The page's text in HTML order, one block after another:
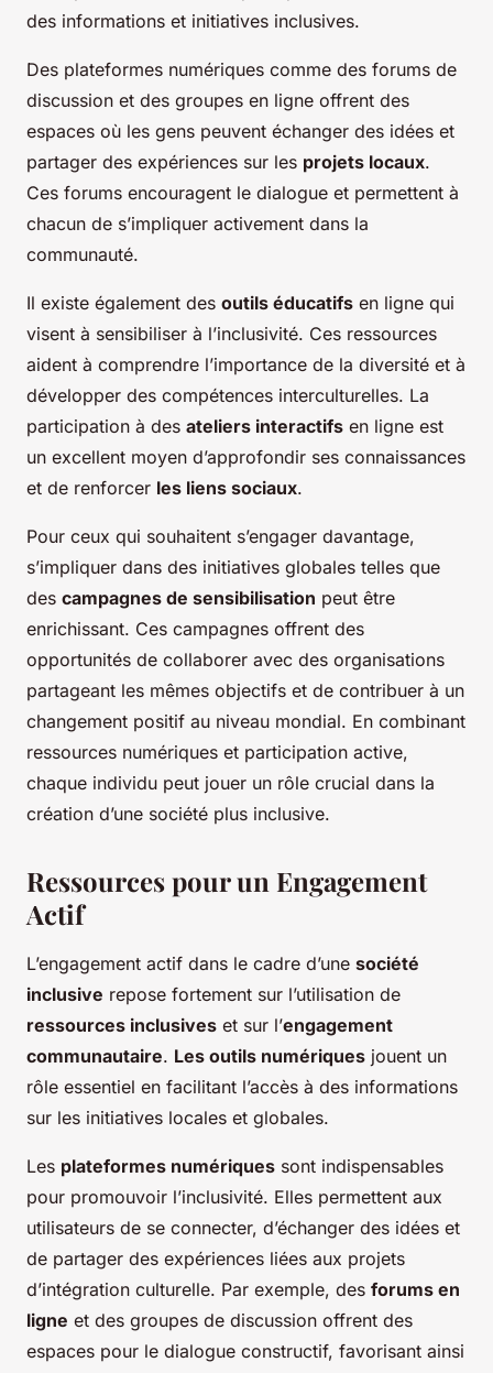
des informations et initiatives inclusives.
Des plateformes numériques comme des forums de
discussion et des groupes en ligne offrent des
espaces où les gens peuvent échanger des idées et
partager des expériences sur les projets locaux.
Ces forums encouragent le dialogue et permettent à
chacun de s’impliquer activement dans la
communauté.
Il existe également des outils éducatifs en ligne qui
visent à sensibiliser à l’inclusivité. Ces ressources
aident à comprendre l’importance de la diversité et à
développer des compétences interculturelles. La
participation à des ateliers interactifs en ligne est
un excellent moyen d’approfondir ses connaissances
et de renforcer les liens sociaux.
Pour ceux qui souhaitent s’engager davantage,
s’impliquer dans des initiatives globales telles que
des campagnes de sensibilisation peut être
enrichissant. Ces campagnes offrent des
opportunités de collaborer avec des organisations
partageant les mêmes objectifs et de contribuer à un
changement positif au niveau mondial. En combinant
ressources numériques et participation active,
chaque individu peut jouer un rôle crucial dans la
création d’une société plus inclusive.
Ressources pour un Engagement
Actif
L’engagement actif dans le cadre d’une société
inclusive repose fortement sur l’utilisation de
ressources inclusives et sur l’engagement
communautaire. Les outils numériques jouent un
rôle essentiel en facilitant l’accès à des informations
sur les initiatives locales et globales.
Les plateformes numériques sont indispensables
pour promouvoir l’inclusivité. Elles permettent aux
utilisateurs de se connecter, d’échanger des idées et
de partager des expériences liées aux projets
d’intégration culturelle. Par exemple, des forums en
ligne et des groupes de discussion offrent des
espaces pour le dialogue constructif, favorisant ainsi